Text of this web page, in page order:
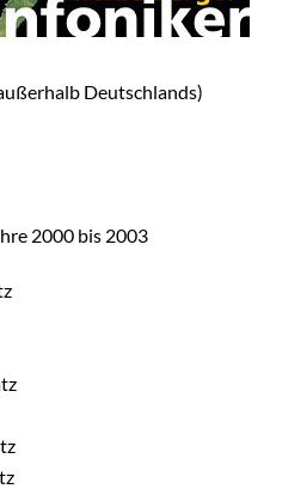
Deutschlands)
2000 bis 2003